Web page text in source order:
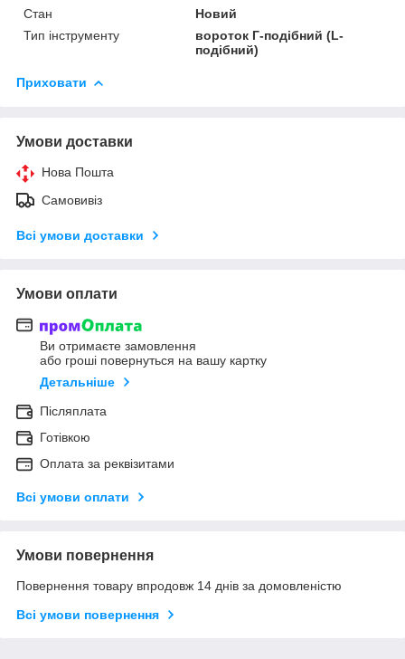
Стан
Новий
Тип інструменту
вороток Г-подібний (L-
подібний)
Приховати
Умови доставки
Нова Пошта
Самовивіз
Всі умови доставки
Умови оплати
Ви отримаєте замовлення
або гроші повернуться на вашу картку
Детальніше
Післяплата
Готівкою
Оплата за реквізитами
Всі умови оплати
Умови повернення
Повернення товару впродовж 14 днів за домовленістю
Всі умови повернення